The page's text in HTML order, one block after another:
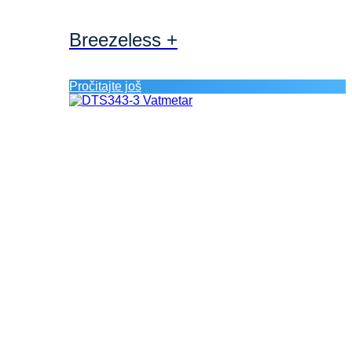
Breezeless +
Pročitajte još